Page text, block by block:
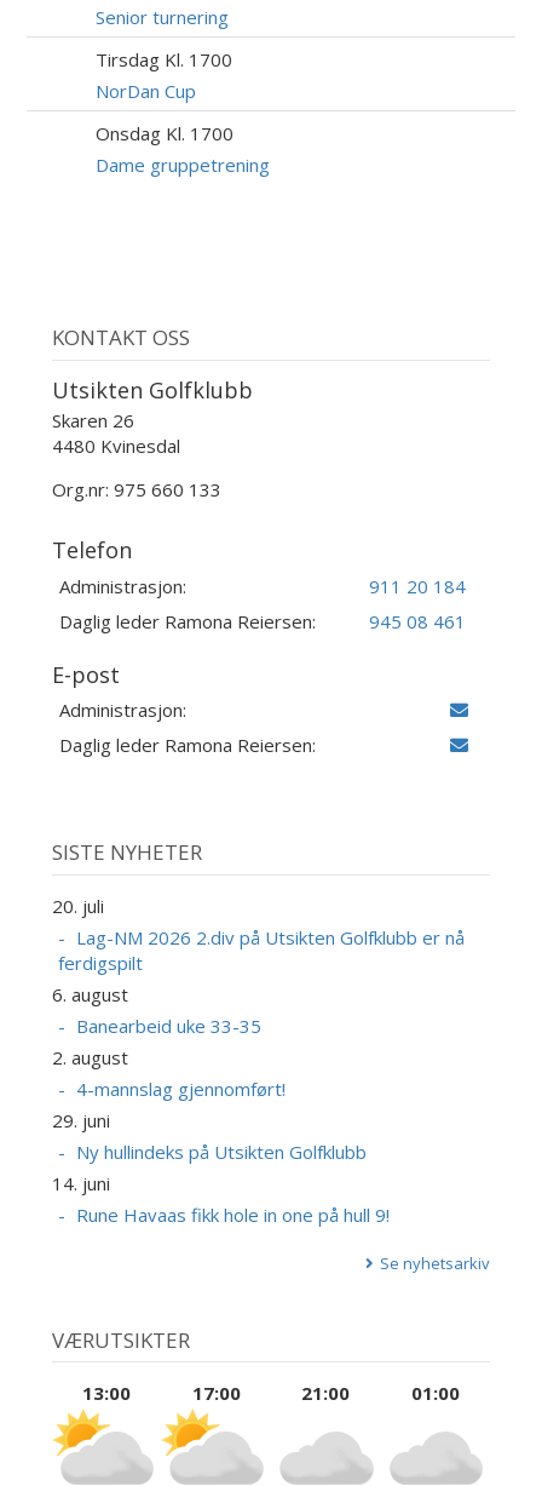
Senior turnering
Tirsdag Kl. 1700
NorDan Cup
Onsdag Kl. 1700
Dame gruppetrening
KONTAKT OSS
Utsikten Golfklubb
Skaren 26
4480 Kvinesdal
Org.nr: 975 660 133
Telefon
Administrasjon:
911 20 184
Daglig leder Ramona Reiersen:
945 08 461
E-post
Administrasjon:
Daglig leder Ramona Reiersen:
SISTE NYHETER
20. juli
Lag-NM 2026 2.div på Utsikten Golfklubb er nå
ferdigspilt
6. august
Banearbeid uke 33-35
2. august
4-mannslag gjennomført!
29. juni
Ny hullindeks på Utsikten Golfklubb
14. juni
Rune Havaas fikk hole in one på hull 9!
Se nyhetsarkiv
VÆRUTSIKTER
13:00 17:00 21:00 01:00